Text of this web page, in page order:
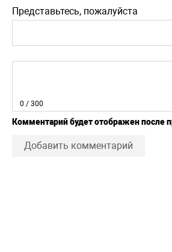
Представьтесь, пожалуйста
0 / 300
Комментарий будет отображен после
Добавить комментарий